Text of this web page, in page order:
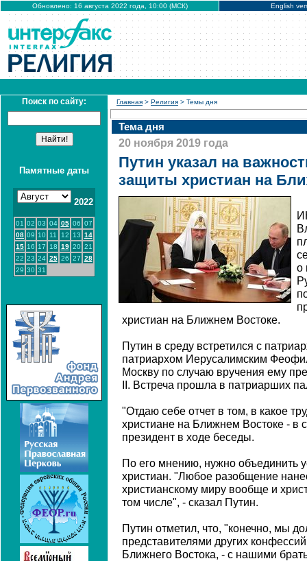
Обновлено: 16 августа 2022 года, 10:00 (МСК) English
Поиск по сайту:
Памятные даты
2022
01 02 03 04 05 06 07
08 09 10 11 12 13 14
15 16 17 18 19 20 21
22 23 24 25 26 27 28
29 30 31
Главная > Религия > Темы дня
Тема дня
20 ноября 2019 года
Путин указал на
защиты христиан на
о
христиан на Ближнем Востоке.
Путин в среду встретился с
патриархом Иерусалимским
Москву по случаю вручения ему
II. Встреча прошла в патриарших
"Отдаю себе отчет в том, в какое
христиане на Ближнем Востоке - в
президент в ходе беседы.
По его мнению, нужно объединить
христиан. "Любое разобщение
христианскому миру вообще и
том числе", - сказал Путин.
Путин отметил, что, "конечно, мы
представителями других
Ближнего Востока, - с нашими